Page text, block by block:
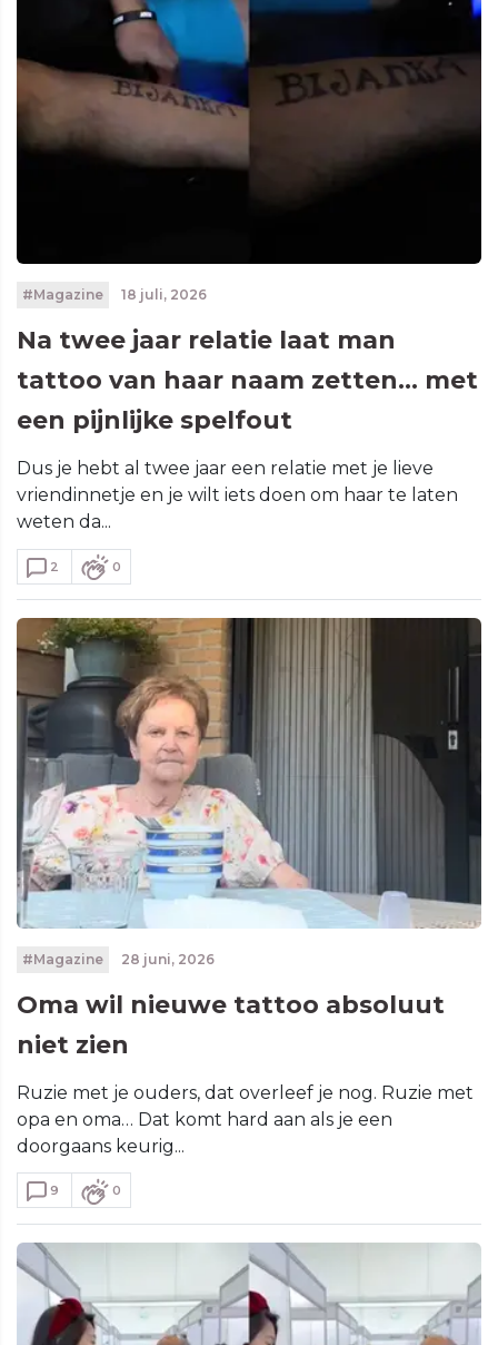
#Magazine 18 juli, 2026
Na twee jaar relatie laat man
tattoo van haar naam zetten... met
een pijnlijke spelfout
Dus je hebt al twee jaar een relatie met je lieve
vriendinnetje en je wilt iets doen om haar te laten
weten da...
2 0
#Magazine 28 juni, 2026
Oma wil nieuwe tattoo absoluut
niet zien
Ruzie met je ouders, dat overleef je nog. Ruzie met
opa en oma… Dat komt hard aan als je een
doorgaans keurig...
9 0